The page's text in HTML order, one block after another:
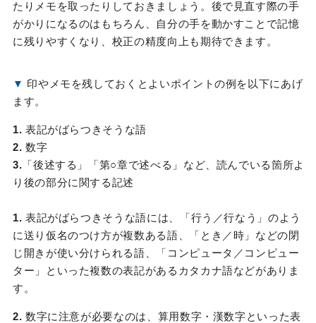
たりメモを取ったりしておきましょう。後で見直す際の手
がかりになるのはもちろん、自分の手を動かすことで記憶
に残りやすくなり、校正の精度向上も期待できます。
▼ 印やメモを残しておくとよいポイントの例を以下にあげ
ます。
1. 表記がばらつきそうな語
2. 数字
3. 「後述する」「第○章で述べる」など、読んでいる箇所よ
り後の部分に関する記述
1. 表記がばらつきそうな語には、「行う／行なう」のよう
に送り仮名のつけ方が複数ある語、「とき／時」などの閉
じ開きが使い分けられる語、「コンピュータ／コンピュー
ター」といった複数の表記があるカタカナ語などがありま
す。
2. 数字に注意が必要なのは、算用数字・漢数字といった表